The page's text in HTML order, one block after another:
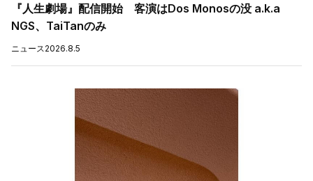
『人生劇場』配信開始 客演はDos Monosの没 a.k.a
NGS、TaiTanのみ
ニュース 2026.8.5